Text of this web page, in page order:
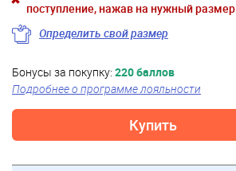
поступление, нажав на нужный размер
Определить свой размер
Бонусы за покупку: 220 баллов
Подробнее о программе лояльности
Купить